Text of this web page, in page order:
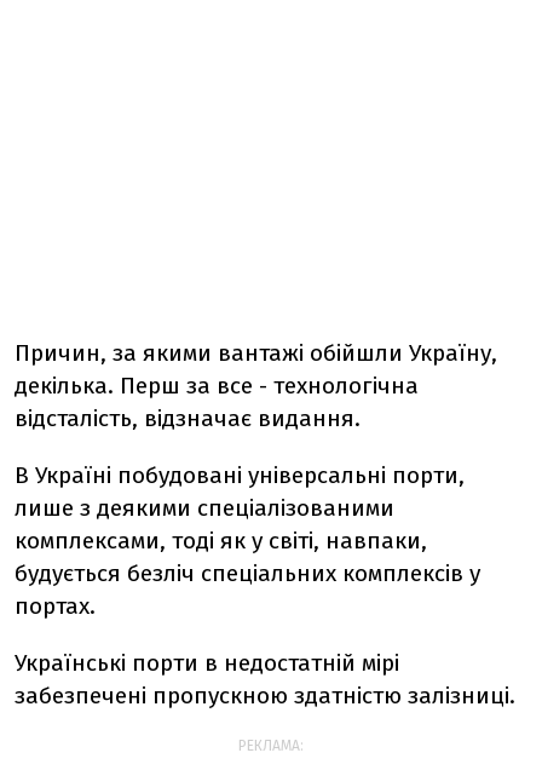
Причин, за якими вантажі обійшли Україну,
декілька. Перш за все - технологічна
відсталість, відзначає видання.
В Україні побудовані універсальні порти,
лише з деякими спеціалізованими
комплексами, тоді як у світі, навпаки,
будується безліч спеціальних комплексів у
портах.
Українські порти в недостатній мірі
забезпечені пропускною здатністю залізниці.
РЕКЛАМА: